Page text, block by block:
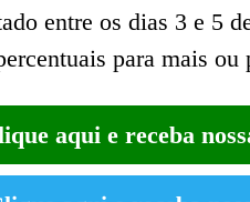
entre os dias 3 e 5
para mais ou
aqui e receba